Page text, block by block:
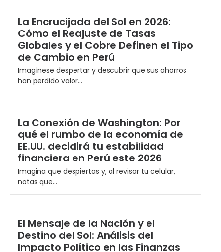
La Encrucijada del Sol en 2026:
Cómo el Reajuste de Tasas
Globales y el Cobre Definen el Tipo
de Cambio en Perú
Imagínese despertar y descubrir que sus ahorros
han perdido valor...
La Conexión de Washington: Por
qué el rumbo de la economía de
EE.UU. decidirá tu estabilidad
financiera en Perú este 2026
Imagina que despiertas y, al revisar tu celular,
notas que...
El Mensaje de la Nación y el
Destino del Sol: Análisis del
Impacto Político en las Finanzas